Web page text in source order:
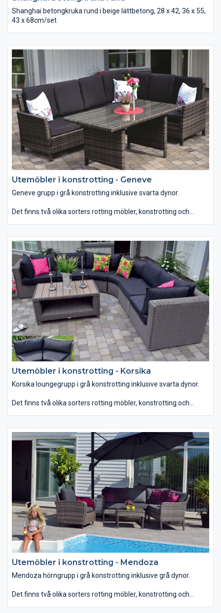
Shanghai betongkruka rund i beige lättbetong, 28 x 42, 36 x 55,
43 x 68cm/set
Utemöbler i konstrotting - Geneve
Geneve grupp i grå konstrotting inklusive svarta dynor.
Det finns två olika sorters rotting möbler, konstrotting och
uterum. Konstrotting möbler tål att stå ute i regn och rusk då
dessa är tillverkade i syntetmaterial och aluminiumstomme.
Dessutom har dessa möbler en bra sittkomfort och är lätta att
flytta.
Utemöbler i konstrotting - Korsika
Korsika loungegrupp i grå konstrotting inklusive svarta dynor.
Det finns två olika sorters rotting möbler, konstrotting och
uterum. Konstrotting möbler tål att stå ute i regn och rusk då
dessa är tillverkade i syntetmaterial och aluminiumstomme.
Dessutom har dessa möbler en bra sittkomfort och är lätta att
Utemöbler i konstrotting - Mendoza
Mendoza hörngrupp i grå konstrotting inklusive grå dynor.
Det finns två olika sorters rotting möbler, konstrotting och